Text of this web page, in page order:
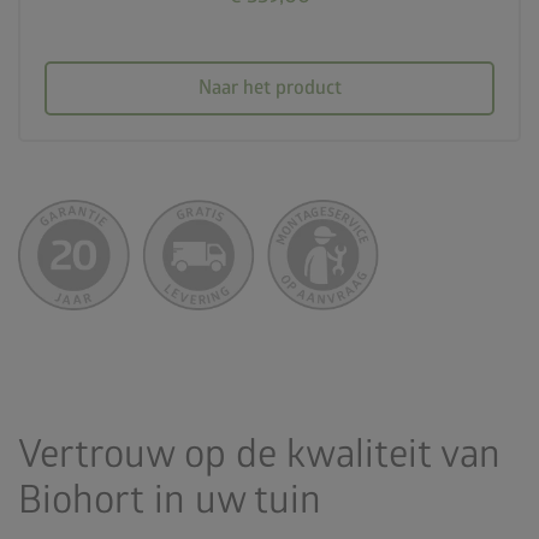
Naar het product
Vertrouw op de kwaliteit van
Biohort in uw tuin